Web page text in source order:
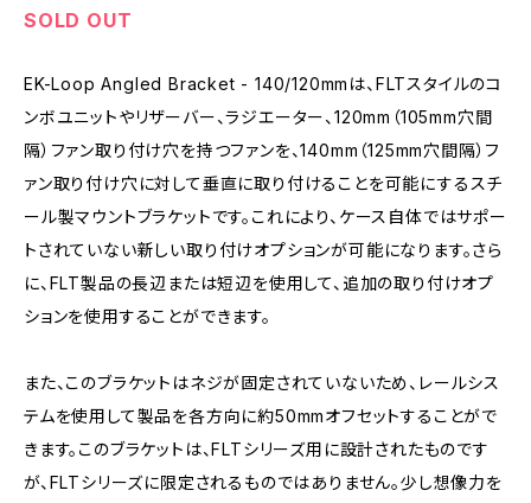
SOLD OUT
EK-Loop Angled Bracket - 140/120mmは、FLTスタイルのコ
ンボユニットやリザーバー、ラジエーター、120mm（105mm穴間
隔）ファン取り付け穴を持つファンを、140mm（125mm穴間隔）フ
ァン取り付け穴に対して垂直に取り付けることを可能にするスチ
ール製マウントブラケットです。これにより、ケース自体ではサポー
トされていない新しい取り付けオプションが可能になります。さら
に、FLT製品の長辺または短辺を使用して、追加の取り付けオプ
ションを使用することができます。
また、このブラケットはネジが固定されていないため、レールシス
テムを使用して製品を各方向に約50mmオフセットすることがで
きます。このブラケットは、FLTシリーズ用に設計されたものです
が、FLTシリーズに限定されるものではありません。少し想像力を